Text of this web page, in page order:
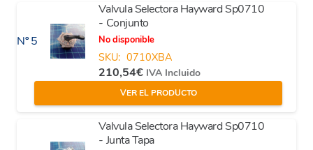
Nº 5
Valvula Selectora Hayward Sp0710
- Conjunto
No disponible
SKU: 0710XBA
210,54€ IVA Incluido
VER EL PRODUCTO
Valvula Selectora Hayward Sp0710
- Junta Tapa